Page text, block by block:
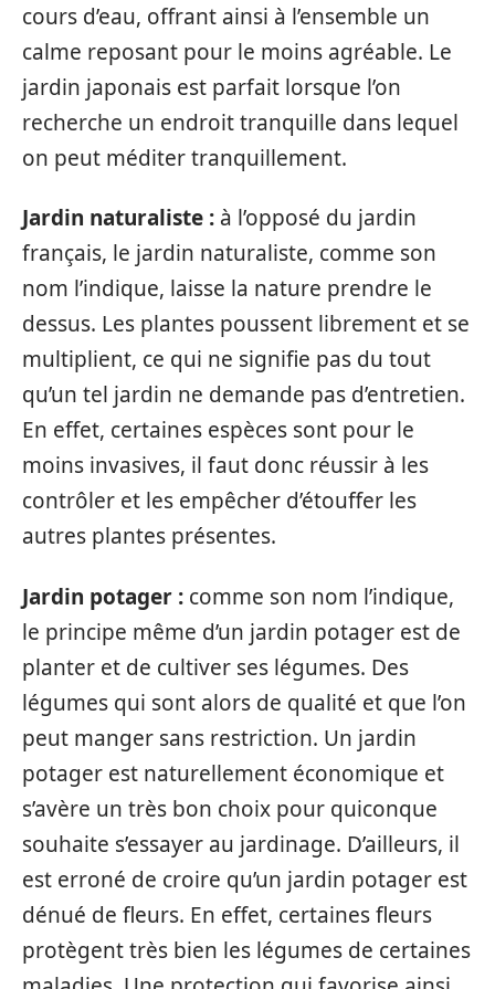
cours d’eau, offrant ainsi à l’ensemble un
calme reposant pour le moins agréable. Le
jardin japonais est parfait lorsque l’on
recherche un endroit tranquille dans lequel
on peut méditer tranquillement.
Jardin naturaliste : à l’opposé du jardin
français, le jardin naturaliste, comme son
nom l’indique, laisse la nature prendre le
dessus. Les plantes poussent librement et se
multiplient, ce qui ne signifie pas du tout
qu’un tel jardin ne demande pas d’entretien.
En effet, certaines espèces sont pour le
moins invasives, il faut donc réussir à les
contrôler et les empêcher d’étouffer les
autres plantes présentes.
Jardin potager : comme son nom l’indique,
le principe même d’un jardin potager est de
planter et de cultiver ses légumes. Des
légumes qui sont alors de qualité et que l’on
peut manger sans restriction. Un jardin
potager est naturellement économique et
s’avère un très bon choix pour quiconque
souhaite s’essayer au jardinage. D’ailleurs, il
est erroné de croire qu’un jardin potager est
dénué de fleurs. En effet, certaines fleurs
protègent très bien les légumes de certaines